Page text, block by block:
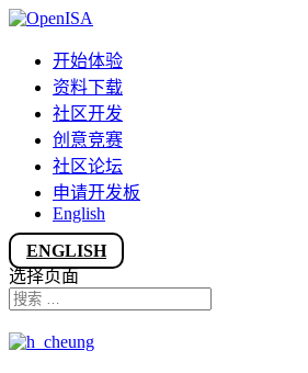
开始体验
资料下载
社区开发
创意竞赛
社区论坛
申请开发板
English
ENGLISH
选择页面